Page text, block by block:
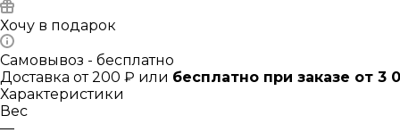
Хочу в подарок
Самовывоз - бесплатно
Доставка от 200 ₽ или бесплатно при заказе от 3
Характеристики
Вес
—